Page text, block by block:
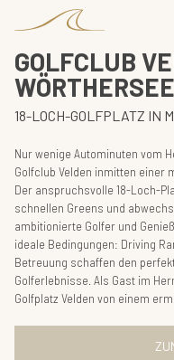
GOLFCLUB
WÖRTHERSEE
18-LOCH-GOLFPLATZ IN
Nur wenige Autominuten vom
Golfclub Velden inmitten einer
Der anspruchsvolle 18-Loch-
schnellen Greens und
ambitionierte Golfer und
ideale Bedingungen: Driving
Betreuung schaffen den
Golferlebnisse. Als Gast im
Golfplatz Velden von einem